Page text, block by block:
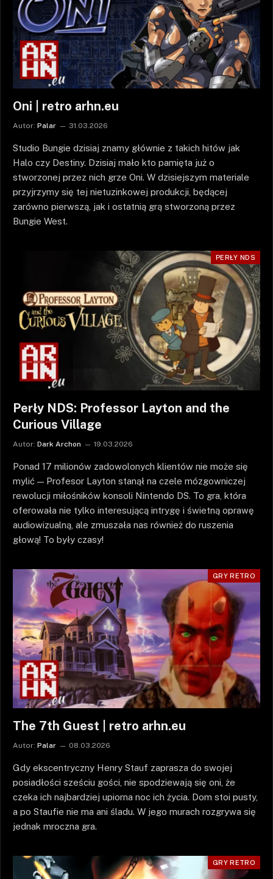
Oni | retro arhn.eu
Autor: Palar 31.03.2026
Studio Bungie dzisiaj znamy głównie z takich hitów jak
Halo czy Destiny. Dzisiaj mało kto pamięta już o
stworzonej przez nich grze Oni. W dzisiejszym materiale
przyjrzymy się tej nietuzinkowej produkcji, będącej
zarówno pierwszą, jak i ostatnią grą stworzoną przez
Bungie West.
PERŁY NDS
Perły NDS: Professor Layton and the
Curious Village
Autor: Dark Archon 19.03.2026
Ponad 17 milionów zadowolonych klientów nie może się
mylić — Profesor Layton stanął na czele mózgowniczej
rewolucji miłośników konsoli Nintendo DS. To gra, która
oferowała nie tylko interesującą intrygę i świetną oprawę
audiowizualną, ale zmuszała nas również do ruszenia
głową! To były czasy!
GRY RETRO
The 7th Guest | retro arhn.eu
Autor: Palar 08.03.2026
Gdy ekscentryczny Henry Stauf zaprasza do swojej
posiadłości sześciu gości, nie spodziewają się oni, że
czeka ich najbardziej upiorna noc ich życia. Dom stoi pusty,
a po Staufie nie ma ani śladu. W jego murach rozgrywa się
jednak mroczna gra.
GRY RETRO